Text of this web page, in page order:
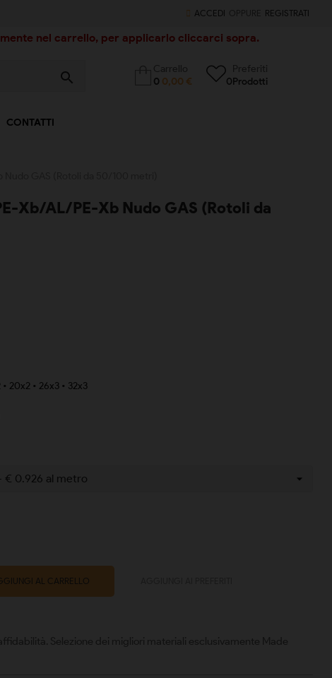
ACCEDI REGISTRATI
nel carrello, per applicarlo cliccarci sopra.
search
Carrello
0 0,00 €
Preferiti
0Prodotti
CONTATTI
Xb/AL/PE-Xb Nudo GAS (Rotoli da
20x2 • 26x3 • 32x3
AL CARRELLO